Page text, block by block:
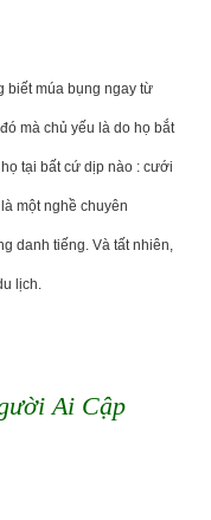
biết múa bụng ngay từ
mà chủ yếu là do họ bắt
tại bất cứ dịp nào : cưới
một nghề chuyên
danh tiếng. Và tất nhiên,
lịch.
Ai Cập